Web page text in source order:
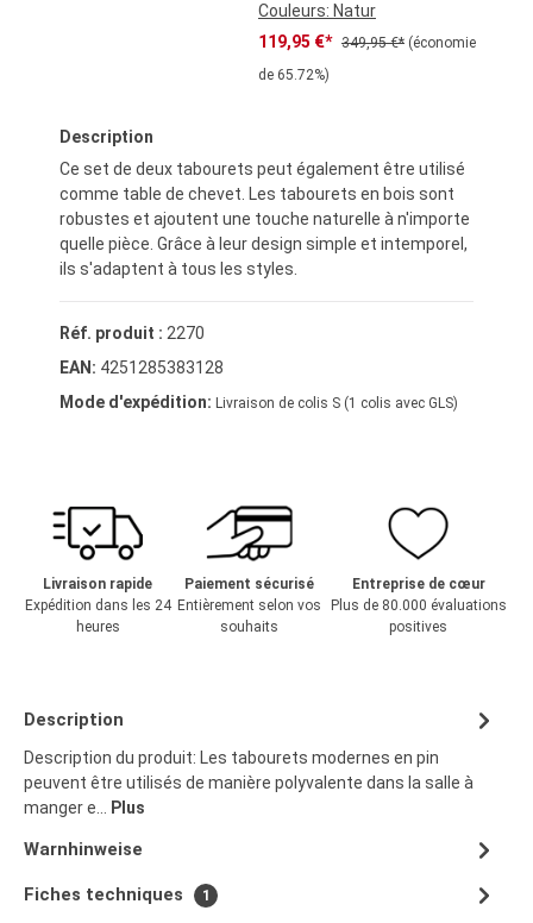
Couleurs: Natur
Prix de vente :
119,95 €* Prix régulier :
349,95 €* (économie
de 65.72%)
Description
Ce set de deux tabourets peut également être utilisé
comme table de chevet. Les tabourets en bois sont
robustes et ajoutent une touche naturelle à n'importe
quelle pièce. Grâce à leur design simple et intemporel,
ils s'adaptent à tous les styles.
Réf. produit : 2270
EAN: 4251285383128
Mode d'expédition: Livraison de colis S (1 colis avec GLS)
Livraison rapide
Expédition dans les 24
heures
Paiement sécurisé
Entièrement selon vos
souhaits
Entreprise de cœur
Plus de 80.000 évaluations
positives
Description
Description du produit: Les tabourets modernes en pin
peuvent être utilisés de manière polyvalente dans la salle à
manger e…
Plus
Warnhinweise
Fiches techniques 1